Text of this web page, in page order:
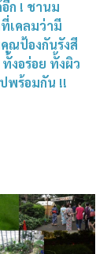
อีก ! ชานม
เคลมว่ามี
ณป้องกันรังสี
ทั้งอร่อย ทั้งผิว
พร้อมกัน !!